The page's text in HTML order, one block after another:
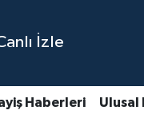
İzle
Haberleri Ulusal